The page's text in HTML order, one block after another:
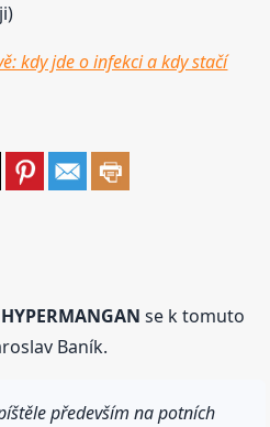
kdy jde o infekci a kdy stačí
HYPERMANGAN se k tomuto
Baník.
především na potních